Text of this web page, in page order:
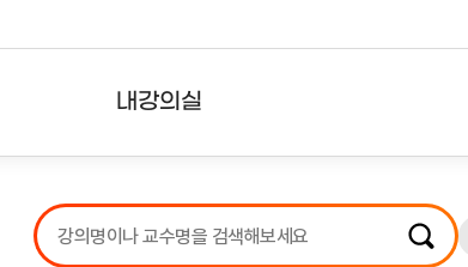
내강의실
강의리스트
수강확인증강의